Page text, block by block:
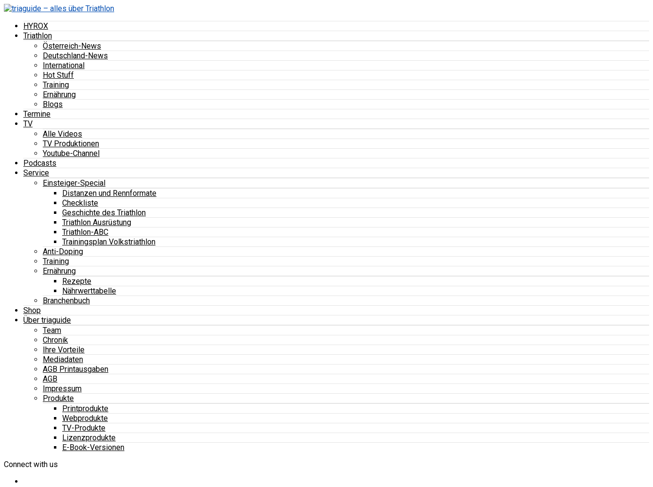
HYROX
Triathlon
Österreich-News
Deutschland-News
International
Hot Stuff
Training
Ernährung
Blogs
Termine
TV
Alle Videos
TV Produktionen
Youtube-Channel
Podcasts
Service
Einsteiger-Special
Distanzen und Rennformate
Checkliste
Geschichte des Triathlon
Triathlon Ausrüstung
Triathlon-ABC
Trainingsplan Volkstriathlon
Anti-Doping
Training
Ernährung
Rezepte
Nährwerttabelle
Branchenbuch
Shop
Über triaguide
Team
Chronik
Ihre Vorteile
Mediadaten
AGB Printausgaben
AGB
Impressum
Produkte
Printprodukte
Webprodukte
TV-Produkte
Lizenzprodukte
E-Book-Versionen
Connect with us